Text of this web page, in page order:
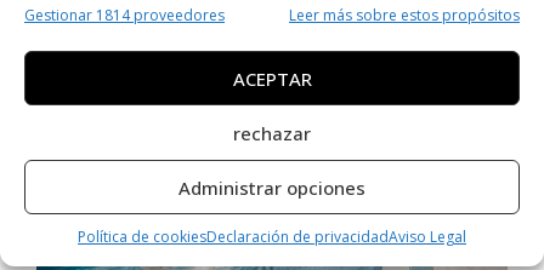
Gestionar 1814 proveedores Leer más sobre estos propósitos
ACEPTAR
rechazar
Administrar opciones
Política de cookiesDeclaración de privacidadAviso Legal